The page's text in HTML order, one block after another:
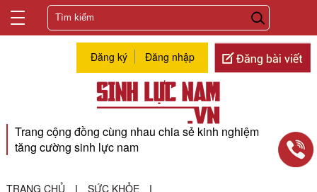
Đăng ký Đăng nhập
Trang cộng đồng cùng nhau chia sẻ kinh nghiệm
tăng cường sinh lực nam
TRANG CHỦ | SỨC KHỎE |